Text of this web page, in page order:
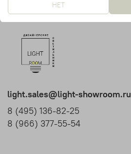
light.sales@light-showroom.ru
8 (495) 136-82-25
8 (966) 377-55-54
НЕТ